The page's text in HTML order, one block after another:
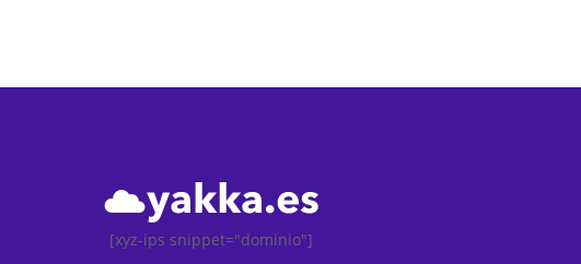
[xyz-ips snippet="dominio"]